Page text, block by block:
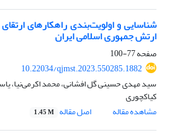
شناسایی و اولویت‌بندی راهکارهای
ارتش جمهوری اسلامی ایران
صفحه77-100
10.22034/qjmst.2023.550285.1882
سید مهدی حسینی گل افشانی، محمد اکرمی‌نیا،
کیاکچوری
مشاهده مقاله
اصل مقاله 1.45 M